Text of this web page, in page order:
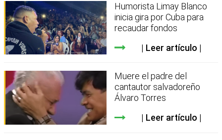
Humorista Limay Blanco
inicia gira por Cuba para
recaudar fondos
Leer artículo
Muere el padre del
cantautor salvadoreño
Álvaro Torres
Leer artículo